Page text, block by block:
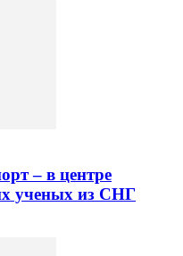
– в центре
ученых из СНГ